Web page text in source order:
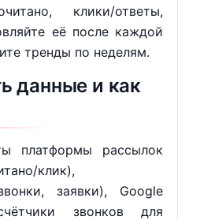
клики/ответы,
её после каждой
тренды по неделям.
данные и как
платформы рассылок
клик),
заявки), Google
звонков для